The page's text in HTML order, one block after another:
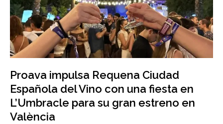
Proava impulsa Requena Ciudad
Española del Vino con una fiesta en
L’Umbracle para su gran estreno en
València